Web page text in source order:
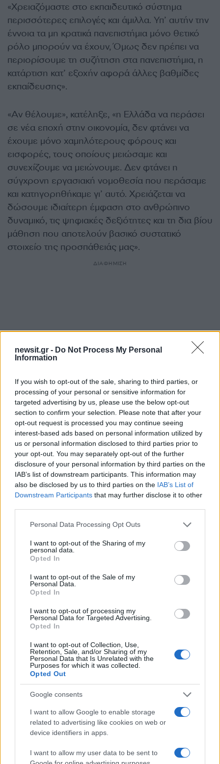
newsit.gr - Do Not Process My Personal
Information
If you wish to opt-out of the sale, sharing to third parties, or
processing of your personal or sensitive information for
targeted advertising by us, please use the below opt-out
section to confirm your selection. Please note that after your
opt-out request is processed you may continue seeing
interest-based ads based on personal information utilized by
us or personal information disclosed to third parties prior to
your opt-out. You may separately opt-out of the further
disclosure of your personal information by third parties on the
IAB’s list of downstream participants. This information may
also be disclosed by us to third parties on the IAB’s List of
Downstream Participants that may further disclose it to other
Please note that this website/app uses one or more Google
not limited to your visit or usage behaviour. You may click to
grant or deny consent to Google and its third-party tags to
use your data for below specified purposes in below Google
consent section.
Personal Data Processing Opt Outs
I want to opt-out of the Sharing of my
personal data.
Opted In
I want to opt-out of the Sale of my
Personal Data.
Opted In
I want to opt-out of processing my
Personal Data for Targeted Advertising.
Opted In
I want to opt-out of Collection, Use,
Retention, Sale, and/or Sharing of my
Personal Data that Is Unrelated with the
Purposes for which it was collected.
Opted Out
Google consents
I want to allow Google to enable storage
related to advertising like cookies on web or
device identifiers in apps.
I want to allow my user data to be sent to
«Χρειαζόμαστε στο εκπαιδευτικό σύστημα
περισσότερες επιλογές και άμιλλα. Υπ’ αυτήν την
έννοια τα μη κρατικά πανεπιστήμια μόνο θετικό
ρόλο μπορούν να έχουν, Όμως δεν πρέπει να
περιορίσουμε τη συζήτηση στα πανεπιστήμια, η
κατάρτιση κατ’ εξοχήν αφορά άλλες βαθμίδες
εκπαίδευσης».
«Αν θέλουμε», κατέληξε, «η Ελλάδα να περάσει
σε νέα εποχή στην οικονομία, δεν φτάνει να
έχουμε μόνο χαμηλότερους φόρους και
εισφορές, τους οποίους μειώσαμε και
συνεχίζουμε να μειώνουμε. Δεν φτάνει η
σύγχρονη εργασιακή νομοθεσία που περάσαμε
και κατηγορηθήκαμε γι’ αυτό. Χρειάζεται να
δώσουμε ιδιαίτερη έμφαση στο ανθρώπινο
δυναμικό, τις ψηφιακές δεξιότητες και τη δια βίου
μάθηση που αποτελούν βασικό συστατικό
στοιχείο της προσπάθειάς μας».
ΔΙΑΦΗΜΙΣΗ
Σχόλια
Σχολίασε εδώ
50 /50
Υποβολή σχολίου
Αν τα χάσατε
Θρίλερ στον Λυκαβηττό:
Βρέθηκε πτώμα σε σπηλιά
Αγίων Ισιδώρων -
Φωτογραφίες από το
επόμενα 24ωρα:
Αττική και Βοιωτία